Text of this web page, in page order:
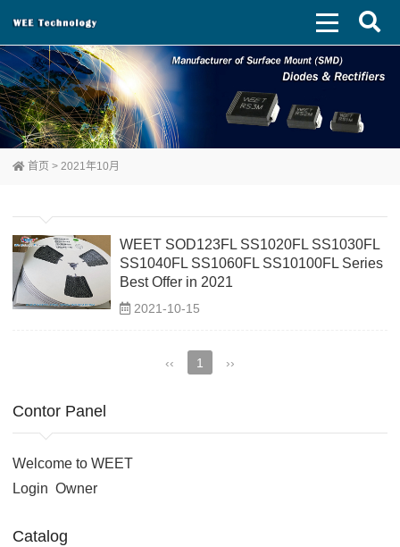
首页 > 2021年10月
WEET SOD123FL SS1020FL SS1030FL
SS1040FL SS1060FL SS10100FL Series
Best Offer in 2021
2021-10-15
‹‹ 1 ››
Contor Panel
Welcome to WEET
Login Owner
Catalog